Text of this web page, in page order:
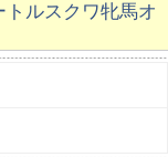
ルスクワ牝馬オ